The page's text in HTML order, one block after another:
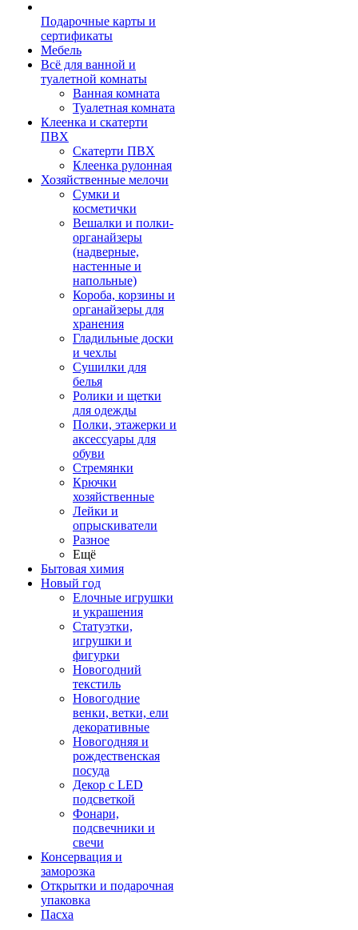
Подарочные карты и
сертификаты
Мебель
Всё для ванной и
туалетной комнаты
Ванная комната
Туалетная комната
Клеенка и скатерти
ПВХ
Скатерти ПВХ
Клеенка рулонная
Хозяйственные мелочи
Сумки и
косметички
Вешалки и полки-
органайзеры
(надверные,
настенные и
напольные)
Короба, корзины и
органайзеры для
хранения
Гладильные доски
и чехлы
Сушилки для
белья
Ролики и щетки
для одежды
Полки, этажерки и
аксессуары для
обуви
Стремянки
Крючки
хозяйственные
Лейки и
опрыскиватели
Разное
Ещё
Бытовая химия
Новый год
Елочные игрушки
и украшения
Статуэтки,
игрушки и
фигурки
Новогодний
текстиль
Новогодние
венки, ветки, ели
декоративные
Новогодняя и
рождественская
посуда
Декор с LED
подсветкой
Фонари,
подсвечники и
свечи
Консервация и
заморозка
Открытки и подарочная
упаковка
Пасха